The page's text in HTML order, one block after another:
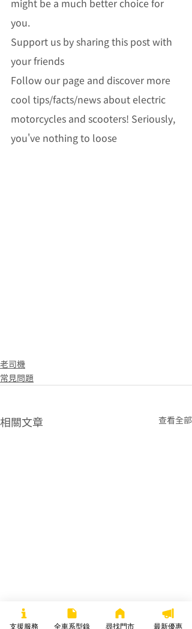
might be a much better choice for
you.
Support us by sharing this post with
your friends
Follow our page and discover more
cool tips/facts/news about electric
motorcycles and scooters! Seriously,
you've nothing to loose
老司機
常見問題
相關文章 查看全部
支援服務 全車系型錄 尋找門市 最新優惠